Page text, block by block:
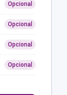
Opcional
Opcional
Opcional
Opcional